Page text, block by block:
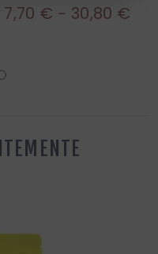
7,70 € - 30,80 €